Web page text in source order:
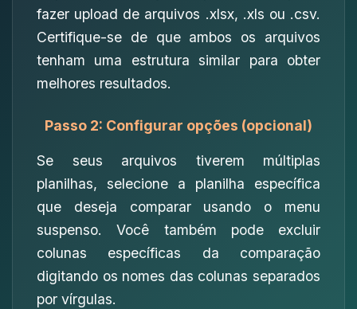
fazer upload de arquivos .xlsx, .xls ou .csv.
Certifique-se de que ambos os arquivos
tenham uma estrutura similar para obter
melhores resultados.
Passo 2: Configurar opções (opcional)
Se seus arquivos tiverem múltiplas
planilhas, selecione a planilha específica
que deseja comparar usando o menu
suspenso. Você também pode excluir
colunas específicas da comparação
digitando os nomes das colunas separados
por vírgulas.